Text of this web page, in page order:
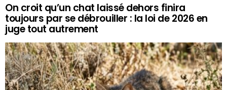
On croit qu’un chat laissé dehors finira
toujours par se débrouiller : la loi de 2026 en
juge tout autrement